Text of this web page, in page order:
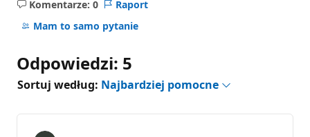
Komentarze: 0
Brak
komentarzy
Raport
Mam to samo pytanie
Odpowiedzi: 5
Sortuj według: Najbardziej pomocne